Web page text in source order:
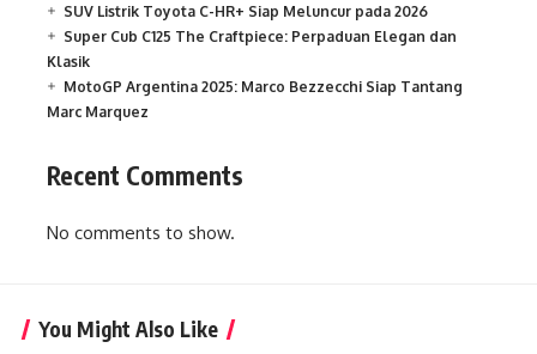
SUV Listrik Toyota C-HR+ Siap Meluncur pada 2026
Super Cub C125 The Craftpiece: Perpaduan Elegan dan
Klasik
MotoGP Argentina 2025: Marco Bezzecchi Siap Tantang
Marc Marquez
Recent Comments
No comments to show.
You Might Also Like